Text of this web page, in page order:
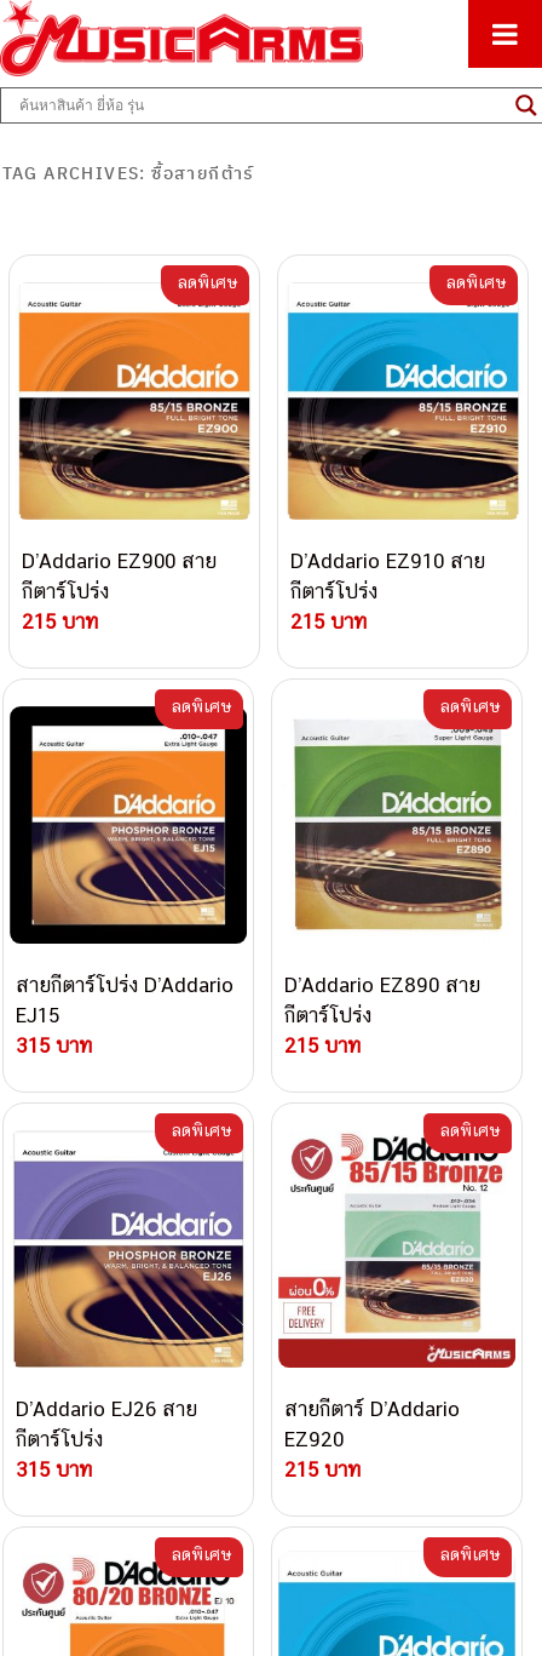
Music Arms
ศูนย์รวมครื่องดนตรีทุกชนิด ตั้งแต่เริ่มต้นถึงมืออาชีพ
TAG ARCHIVES:ซื้อสายกีต้าร์
D’Addario EZ900 สาย
กีตาร์โปร่ง
215 บาท
ลดพิเศษ
D’Addario EZ910 สาย
กีตาร์โปร่ง
215 บาท
ลดพิเศษ
สายกีตาร์โปร่ง D’Addario
EJ15
315 บาท
ลดพิเศษ
D’Addario EZ890 สาย
กีตาร์โปร่ง
215 บาท
ลดพิเศษ
D’Addario EJ26 สาย
กีตาร์โปร่ง
315 บาท
ลดพิเศษ
สายกีตาร์ D’Addario
EZ920
215 บาท
ลดพิเศษ
ลดพิเศษ ลดพิเศษ